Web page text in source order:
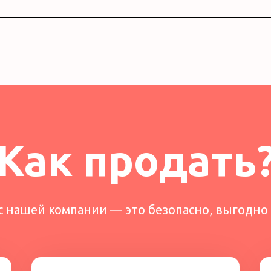
Как
нашей компании — это безопасно, выгодно